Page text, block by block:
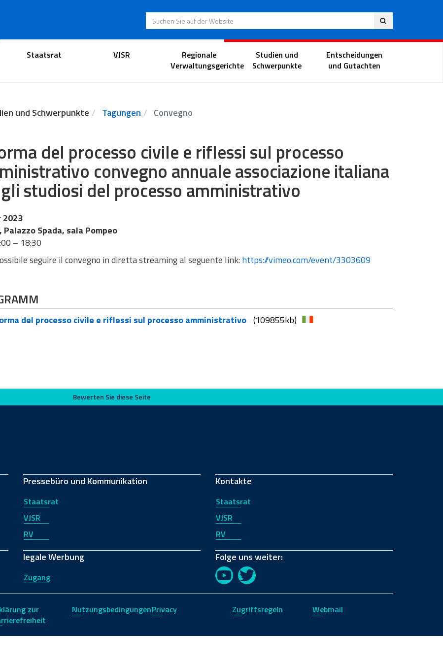
Deu
Suchen Sie auf der Website
Anwaltsportal Richterportal
Staatsrat VJSR
Regionale
Verwaltungsgerichte
Studien und
Schwerpunkte
Entscheidungen
und Gutachten
und Schwerpunkte Tagungen Convegno
del processo civile e riflessi sul processo
convegno annuale associazione italiana
studiosi del processo amministrativo
2023
Palazzo Spada, sala Pompeo
– 18:30
seguire il convegno in diretta streaming al seguente link: https://vimeo.com/event/3303609
del processo civile e riflessi sul processo amministrativo (109855kb)
Bewerten Sie diese Seite
Pressebüro und Kommunikation
Staatsrat
VJSR
RV
legale Werbung
Zugang
Kontakte
Staatsrat
VJSR
RV
Folge uns weiter:
YouTubeTwitter
zur
NutzungsbedingungenPrivacy Zugriffsregeln Webmail